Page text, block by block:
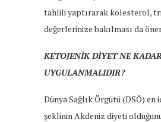
tahlili yaptırarak kolesterol,
değerlerinize bakılması da
KETOJENİK DİYET NE
UYGULANMALIDIR?
Dünya Sağlık Örgütü (DSÖ) en
şeklinin Akdeniz diyeti